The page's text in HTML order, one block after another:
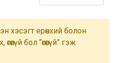
хэсэгт ерөнхий болон
бол “өгөөгүй” гэж